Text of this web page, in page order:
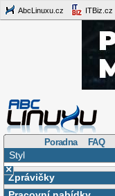
AbcLinuxu.cz ITBiz.cz
Poradna FAQ
Styl
×
Zprávičky